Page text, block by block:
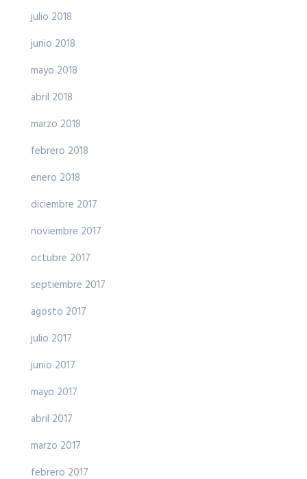
julio 2018
junio 2018
mayo 2018
abril 2018
marzo 2018
febrero 2018
enero 2018
diciembre 2017
noviembre 2017
octubre 2017
septiembre 2017
agosto 2017
julio 2017
junio 2017
mayo 2017
abril 2017
marzo 2017
febrero 2017